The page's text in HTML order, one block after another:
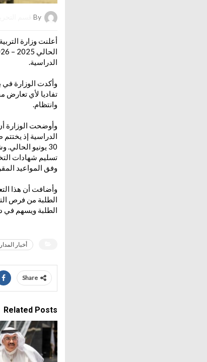
By
أعلنت وزارة
الدراسية.
تفاديا لأي تعارض
وانتظام.
وأوضحت الوزارة
30 يونيو
تسليم شهادات
وفق المواعيد
وأضافت أن هذا
الطلبة من فرص
الطلبة ويسهم في
أخبار
Share
Related Posts